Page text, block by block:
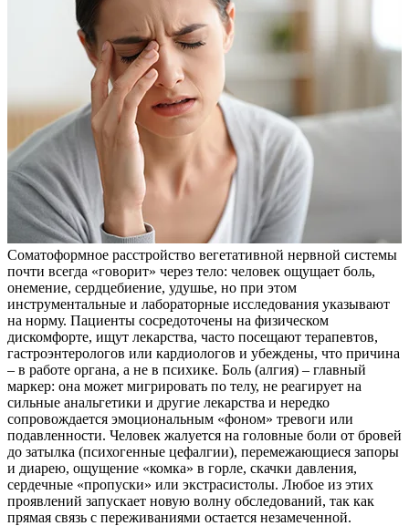
Соматоформное расстройство вегетативной нервной системы
почти всегда «говорит» через тело: человек ощущает боль,
онемение, сердцебиение, удушье, но при этом
инструментальные и лабораторные исследования указывают
на норму. Пациенты сосредоточены на физическом
дискомфорте, ищут лекарства, часто посещают терапевтов,
гастроэнтерологов или кардиологов и убеждены, что причина
– в работе органа, а не в психике. Боль (алгия) – главный
маркер: она может мигрировать по телу, не реагирует на
сильные анальгетики и другие лекарства и нередко
сопровождается эмоциональным «фоном» тревоги или
подавленности. Человек жалуется на головные боли от бровей
до затылка (психогенные цефалгии), перемежающиеся запоры
и диарею, ощущение «комка» в горле, скачки давления,
сердечные «пропуски» или экстрасистолы. Любое из этих
проявлений запускает новую волну обследований, так как
прямая связь с переживаниями остается незамеченной.